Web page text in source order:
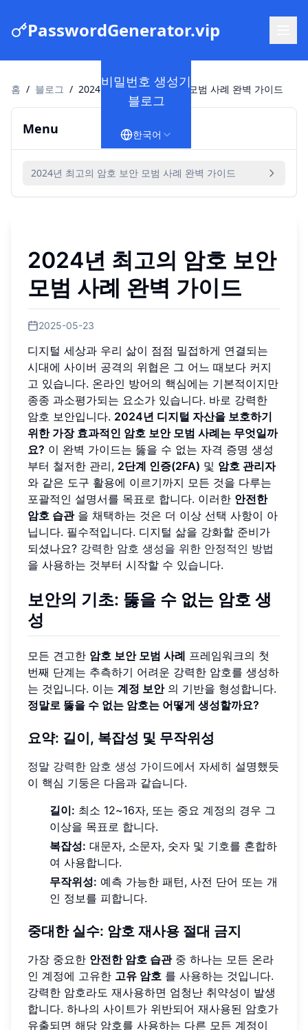
PasswordGenerator.vip
비밀번호 생성기
블로그
한국어
홈 / 블로그 / 2024년 최고의 암호 보안 모범 사례 완벽 가이드
Menu
2024년 최고의 암호 보안 모범 사례 완벽 가이드
2024년 최고의 암호 보안
모범 사례 완벽 가이드
2025-05-23
디지털 세상과 우리 삶이 점점 밀접하게 연결되는
시대에 사이버 공격의 위협은 그 어느 때보다 커지
고 있습니다. 온라인 방어의 핵심에는 기본적이지만
종종 과소평가되는 요소가 있습니다. 바로 강력한
암호 보안입니다. 2024년 디지털 자산을 보호하기
위한 가장 효과적인 암호 보안 모범 사례는 무엇일까
요? 이 완벽 가이드는 뚫을 수 없는 자격 증명 생성
부터 철저한 관리, 2단계 인증(2FA) 및 암호 관리자
와 같은 도구 활용에 이르기까지 모든 것을 다루는
포괄적인 설명서를 목표로 합니다. 이러한 안전한
암호 습관을 채택하는 것은 더 이상 선택 사항이 아
닙니다. 필수적입니다. 디지털 삶을 강화할 준비가
되셨나요? 강력한 암호 생성을 위한 안정적인 방법
을 사용하는 것부터 시작할 수 있습니다.
보안의 기초: 뚫을 수 없는 암호 생
성
모든 견고한 암호 보안 모범 사례 프레임워크의 첫
번째 단계는 추측하기 어려운 강력한 암호를 생성하
는 것입니다. 이는 계정 보안의 기반을 형성합니다.
정말로 뚫을 수 없는 암호는 어떻게 생성할까요?
요약: 길이, 복잡성 및 무작위성
정말 강력한 암호 생성 가이드에서 자세히 설명했듯
이 핵심 기둥은 다음과 같습니다.
길이: 최소 12~16자, 또는 중요 계정의 경우 그
이상을 목표로 합니다.
복잡성: 대문자, 소문자, 숫자 및 기호를 혼합하
여 사용합니다.
무작위성: 예측 가능한 패턴, 사전 단어 또는 개
인 정보를 피합니다.
중대한 실수: 암호 재사용 절대 금지
가장 중요한 안전한 암호 습관중 하나는 모든 온라
인 계정에 고유한 고유 암호 를 사용하는 것입니다.
강력한 암호라도 재사용하면 엄청난 취약성이 발생
합니다. 하나의 사이트가 위반되어 재사용된 암호가
유출되면 해당 암호를 사용하는 다른 모든 계정이